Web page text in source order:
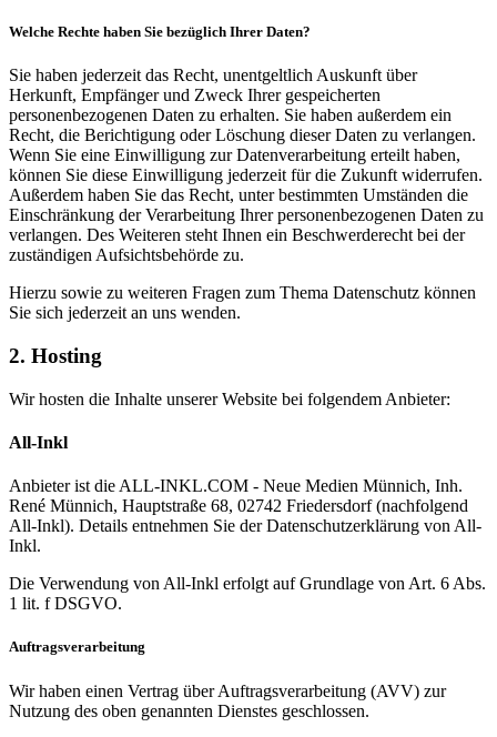
Welche Rechte haben Sie bezüglich Ihrer Daten?
Sie haben jederzeit das Recht, unentgeltlich Auskunft über
Herkunft, Empfänger und Zweck Ihrer gespeicherten
personenbezogenen Daten zu erhalten. Sie haben außerdem ein
Recht, die Berichtigung oder Löschung dieser Daten zu verlangen.
Wenn Sie eine Einwilligung zur Datenverarbeitung erteilt haben,
können Sie diese Einwilligung jederzeit für die Zukunft widerrufen.
Außerdem haben Sie das Recht, unter bestimmten Umständen die
Einschränkung der Verarbeitung Ihrer personenbezogenen Daten zu
verlangen. Des Weiteren steht Ihnen ein Beschwerderecht bei der
zuständigen Aufsichtsbehörde zu.
Hierzu sowie zu weiteren Fragen zum Thema Datenschutz können
Sie sich jederzeit an uns wenden.
2. Hosting
Wir hosten die Inhalte unserer Website bei folgendem Anbieter:
All-Inkl
Anbieter ist die ALL-INKL.COM - Neue Medien Münnich, Inh.
René Münnich, Hauptstraße 68, 02742 Friedersdorf (nachfolgend
All-Inkl). Details entnehmen Sie der Datenschutzerklärung von All-
Inkl.
Die Verwendung von All-Inkl erfolgt auf Grundlage von Art. 6 Abs.
1 lit. f DSGVO.
Auftragsverarbeitung
Wir haben einen Vertrag über Auftragsverarbeitung (AVV) zur
Nutzung des oben genannten Dienstes geschlossen.